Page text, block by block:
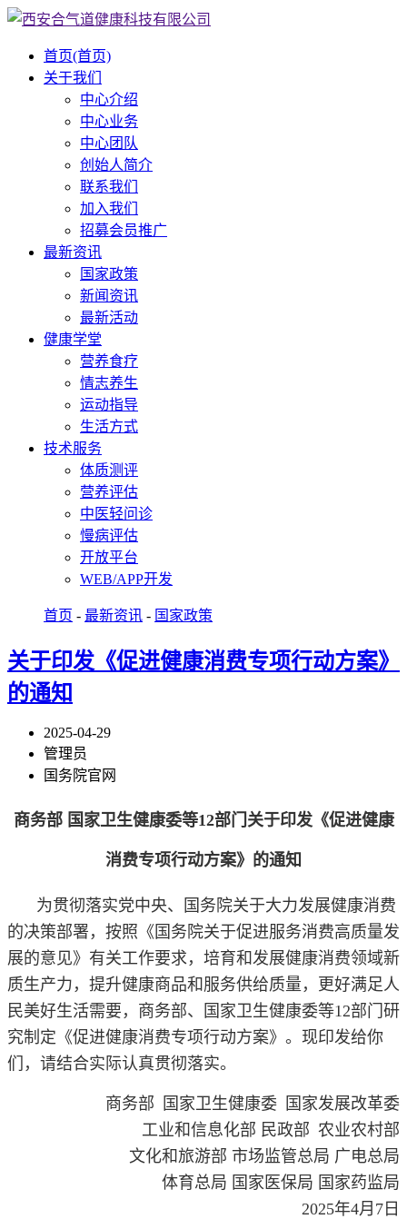
首页(首页)
关于我们
中心介绍
中心业务
中心团队
创始人简介
联系我们
加入我们
招募会员推广
最新资讯
国家政策
新闻资讯
最新活动
健康学堂
营养食疗
情志养生
运动指导
生活方式
技术服务
体质测评
营养评估
中医轻问诊
慢病评估
开放平台
WEB/APP开发
首页 - 最新资讯 - 国家政策
关于印发《促进健康消费专项行动方案》
的通知
2025-04-29
管理员
国务院官网
商务部 国家卫生健康委等12部门关于印发《促进健康
消费专项行动方案》的通知
为贯彻落实党中央、国务院关于大力发展健康消费
的决策部署，按照《国务院关于促进服务消费高质量发
展的意见》有关工作要求，培育和发展健康消费领域新
质生产力，提升健康商品和服务供给质量，更好满足人
民美好生活需要，商务部、国家卫生健康委等12部门研
究制定《促进健康消费专项行动方案》。现印发给你
们，请结合实际认真贯彻落实。
商务部 国家卫生健康委 国家发展改革委
工业和信息化部 民政部 农业农村部
文化和旅游部 市场监管总局 广电总局
体育总局 国家医保局 国家药监局
2025年4月7日